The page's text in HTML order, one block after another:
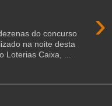
›
do concurso
na noite desta
Loterias Caixa, ...